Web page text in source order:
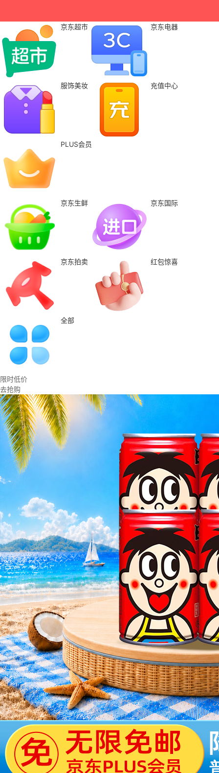
京东超市 京东电器
服饰美妆 充值中心
PLUS会员
京东生鲜 京东国际
京东拍卖 红包惊喜
全部
限时低价
去抢购